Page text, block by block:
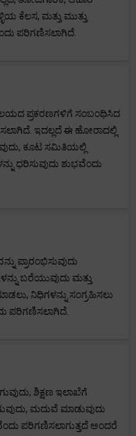
ಕೆಲಸ, ಮತ್ತು ಮುತ್ತು
ಪರಿಗಣಿಸಲಾಗಿದೆ.
ಪ್ರಕರಣಗಳಿಗೆ ಸಂಬಂಧಿಸಿದ
ಇದಲ್ಲದೆ ಈ ಹೋರಾದಲ್ಲಿ
ಕೂಟ ಸಮಿತಿಯಲ್ಲಿ
ಧರಿಸುವುದು ಶುಭವೆಂದು
ಪ್ರಾರಂಭಿಸುವುದು
ಬರೆಯುವುದು ಮತ್ತು
ನಿಧಿಗಳನ್ನು ಸಂಗ್ರಹಿಸಲು
ಪರಿಗಣಿಸಲಾಗಿದೆ.
ಶಿಕ್ಷಣ ಇಲಾಖೆಗೆ
ಮದುವೆ ಮಾಡುವುದು
ಪರಿಗಣಿಸಲಾಗುತ್ತದೆ ಅಂದರೆ